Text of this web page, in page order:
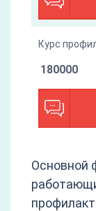
Курс
180000
Основной